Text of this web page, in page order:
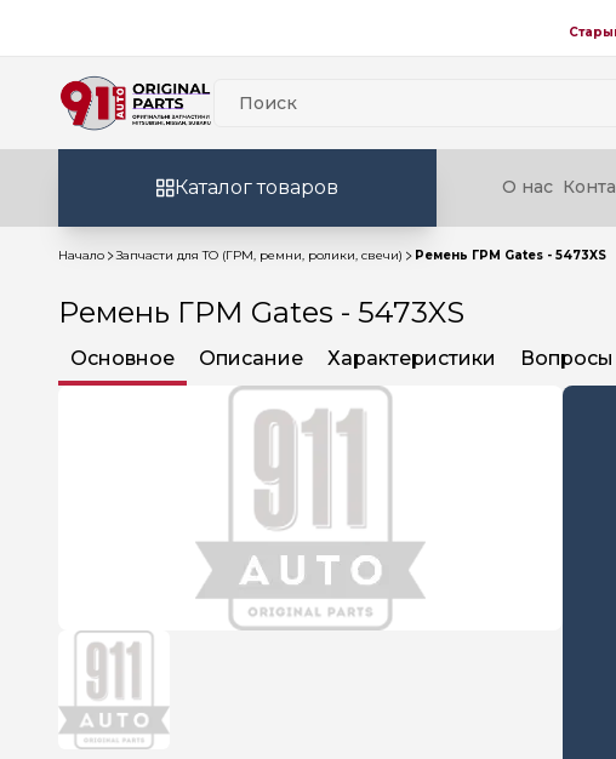
Каталог товаров О нас
Начало Запчасти для ТО (ГРМ, ремни, ролики, свечи) Ремень ГРМ Gates - 5473XS
Ремень ГРМ Gates - 5473XS
Основное Описание Характеристики Вопросы